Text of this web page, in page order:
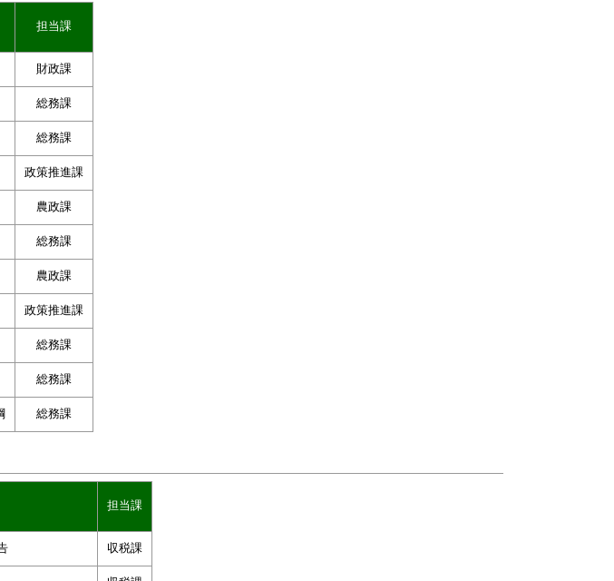
担当課
財政課
総務課
総務課
政策推進課
農政課
総務課
農政課
政策推進課
総務課
総務課
総務課
担当課
収税課